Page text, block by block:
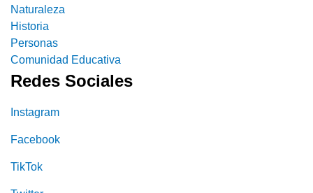
Naturaleza
Historia
Personas
Comunidad Educativa
Redes Sociales
Instagram
Facebook
TikTok